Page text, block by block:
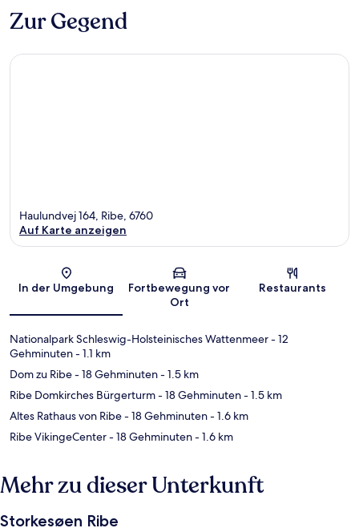
Zur Gegend
Karte
Haulundvej 164, Ribe, 6760
Auf Karte anzeigen
In der Umgebung
Fortbewegung vor
Ort
Restaurants
Nationalpark Schleswig-Holsteinisches Wattenmeer- 12
Gehminuten- 1.1 km
Dom zu Ribe- 18 Gehminuten- 1.5 km
Ribe Domkirches Bürgerturm- 18 Gehminuten- 1.5 km
Altes Rathaus von Ribe- 18 Gehminuten- 1.6 km
Ribe VikingeCenter- 18 Gehminuten- 1.6 km
Mehr zu dieser Unterkunft
Storkesøen Ribe